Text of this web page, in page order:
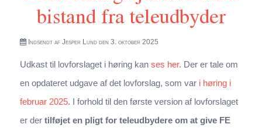
bistand fra teleudbyder
Indsendt af Jesper Lundden 3. oktober 2025
Udkast til lovforslaget i høring kan ses her. Der er tale om
en opdateret udgave af det lovforslag, som var i høring i
februar 2025. I forhold til den første version af lovforslaget
er der tilføjet en pligt for teleudbydere om at give FE